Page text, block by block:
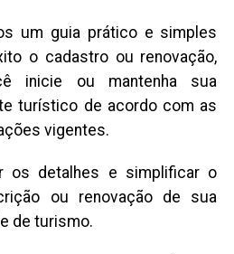
um guia prático e simples
o cadastro ou renovação,
inicie ou mantenha sua
turístico de acordo com as
vigentes.
os detalhes e simplificar o
ou renovação de sua
de turismo.